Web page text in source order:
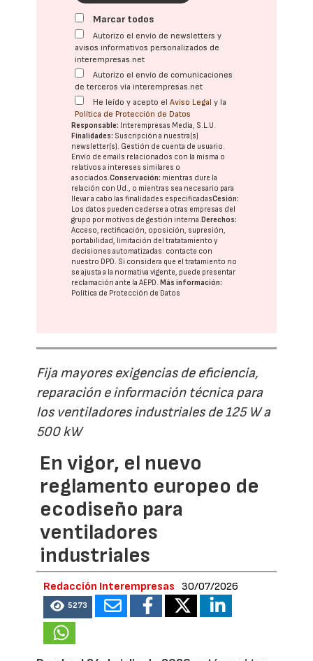
Marcar todos
Autorizo el envío de newsletters y
avisos informativos personalizados de
interempresas.net
Autorizo el envío de comunicaciones
de terceros vía interempresas.net
He leído y acepto elAviso Legal y la
Política de Protección de Datos
Responsable: Interempresas Media, S.L.U.
Finalidades: Suscripción a nuestra(s)
newsletter(s). Gestión de cuenta de usuario.
Envío de emails relacionados con la misma o
relativos a intereses similares o
asociados.Conservación: mientras dure la
relación con Ud., o mientras sea necesario para
llevar a cabo las finalidades especificadasCesión:
Los datos pueden cederse a otras empresas del
grupo por motivos de gestión interna. Derechos:
Acceso, rectificación, oposición, supresión,
portabilidad, limitación del tratatamiento y
decisiones automatizadas: contacte con
nuestro DPD. Si considera que el tratamiento no
se ajusta a la normativa vigente, puede presentar
reclamación ante laAEPD. Más información:
Política de Protección de Datos
Fija mayores exigencias de eficiencia,
reparación e información técnica para
los ventiladores industriales de 125 W a
500 kW
En vigor, el nuevo
reglamento europeo de
ecodiseño para
ventiladores
industriales
Redacción Interempresas 30/07/2026
5273